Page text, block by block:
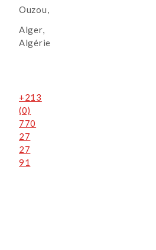
Ouzou,
Alger,
Algérie
+213
(0)
770
27
27
91